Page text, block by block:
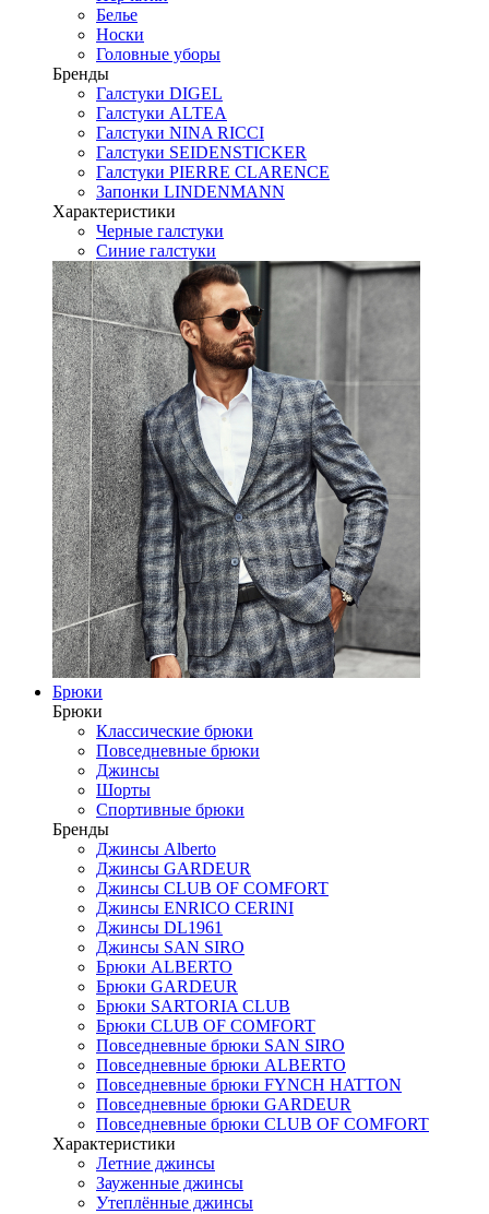
Белье
Носки
Головные уборы
Бренды
Галстуки DIGEL
Галстуки ALTEA
Галстуки NINA RICCI
Галстуки SEIDENSTICKER
Галстуки PIERRE CLARENCE
Запонки LINDENMANN
Характеристики
Черные галстуки
Синие галстуки
Брюки
Брюки
Классические брюки
Повседневные брюки
Джинсы
Шорты
Спортивные брюки
Бренды
Джинсы Alberto
Джинсы GARDEUR
Джинсы CLUB OF COMFORT
Джинсы ENRICO CERINI
Джинсы DL1961
Джинсы SAN SIRO
Брюки ALBERTO
Брюки GARDEUR
Брюки SARTORIA CLUB
Брюки CLUB OF COMFORT
Повседневные брюки SAN SIRO
Повседневные брюки ALBERTO
Повседневные брюки FYNCH HATTON
Повседневные брюки GARDEUR
Повседневные брюки CLUB OF COMFORT
Характеристики
Летние джинсы
Зауженные джинсы
Утеплённые джинсы